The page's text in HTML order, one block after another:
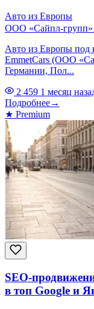
Авто из Европы
ООО «Сайпл-групп»
Авто из Европы под
EmmetCars (ООО
Германии, Пол...
2 459 1 месяц
Подробнее→
★ Premium
SEO-
в топ Google и